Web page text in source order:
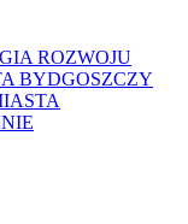
ROZWOJU
BYDGOSZCZY